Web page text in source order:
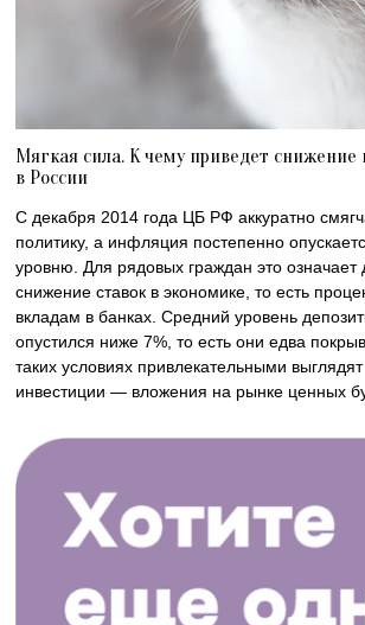
Мягкая сила. К чему приведет снижение
в России
С декабря 2014 года ЦБ РФ аккуратно
политику, а инфляция постепенно
уровню. Для рядовых граждан это
снижение ставок в экономике, то есть
вкладам в банках. Средний уровень
опустился ниже 7%, то есть они едва
таких условиях привлекательными
инвестиции — вложения на рынке ценных